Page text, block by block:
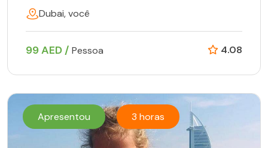
Dubai, você
99 AED / Pessoa 4.08
Apresentou 3 horas